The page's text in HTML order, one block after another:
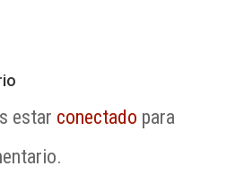
estar conectado para